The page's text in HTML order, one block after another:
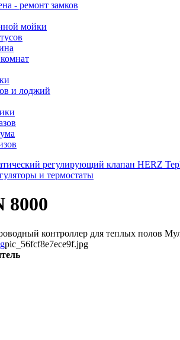
- ремонт замков
мойки
и лоджий
регулирующий клапан HERZ
и термостаты
8000
контроллер для теплых полов
pic_56fcf8e7ece9f.jpg